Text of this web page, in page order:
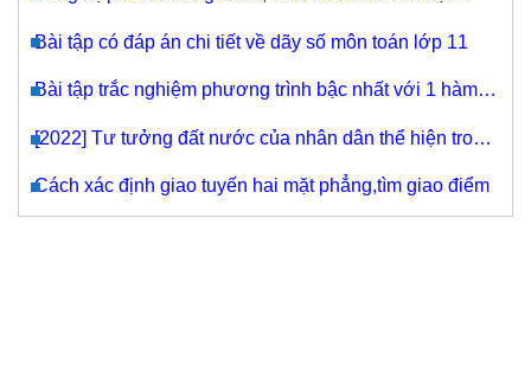
Bài tập có đáp án chi tiết về dãy số môn toán lớp 11
Bài tập trắc nghiệm phương trình bậc nhất với 1 hàm
[2022] Tư tưởng đất nước của nhân dân thể hiện trong
Cách xác định giao tuyến hai mặt phẳng,tìm giao điểm